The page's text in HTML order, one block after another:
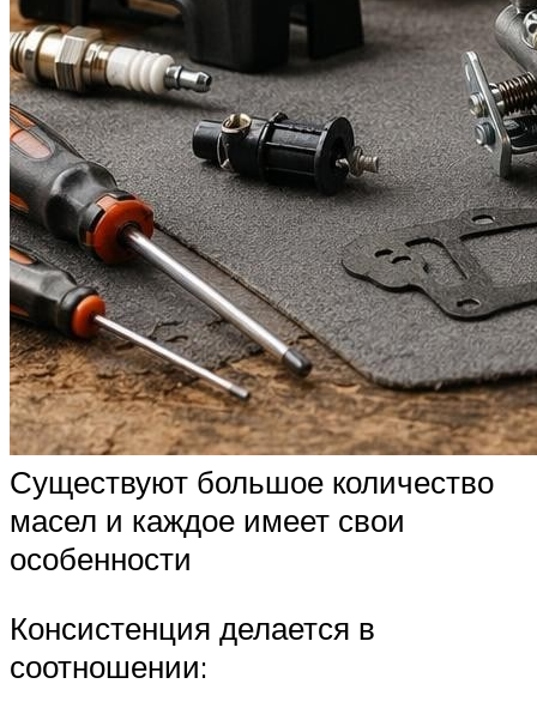
Существуют большое количество
масел и каждое имеет свои
особенности
Консистенция делается в
соотношении: